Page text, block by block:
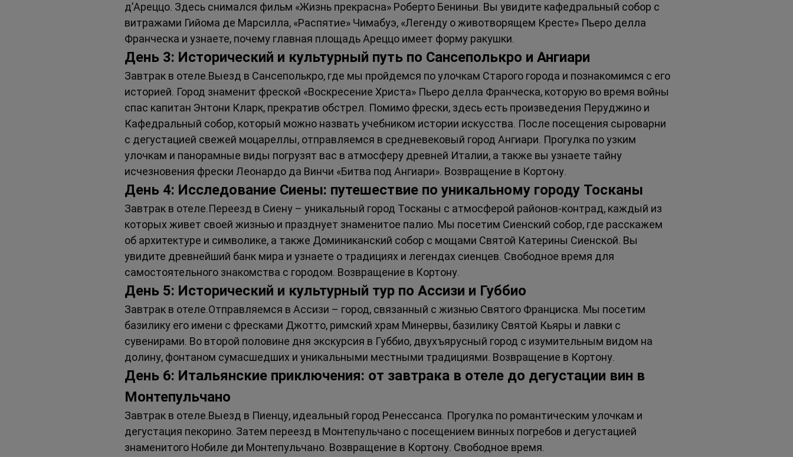
д’Ареццо. Здесь снимался фильм «Жизнь прекрасна» Роберто Бениньи. Вы увидите кафедральный собор с
витражами Гийома де Марсилла, «Распятие» Чимабуэ, «Легенду о животворящем Кресте» Пьеро делла
Франческа и узнаете, почему главная площадь Ареццо имеет форму ракушки.
День 3: Исторический и культурный путь по Сансеполькро и Ангиари
Завтрак в отеле.Выезд в Сансеполькро, где мы пройдемся по улочкам Старого города и познакомимся с его
историей. Город знаменит фреской «Воскресение Христа» Пьеро делла Франческа, которую во время войны
спас капитан Энтони Кларк, прекратив обстрел. Помимо фрески, здесь есть произведения Перуджино и
Кафедральный собор, который можно назвать учебником истории искусства. После посещения сыроварни
с дегустацией свежей моцареллы, отправляемся в средневековый город Ангиари. Прогулка по узким
улочкам и панорамные виды погрузят вас в атмосферу древней Италии, а также вы узнаете тайну
исчезновения фрески Леонардо да Винчи «Битва под Ангиари». Возвращение в Кортону.
День 4: Исследование Сиены: путешествие по уникальному городу Тосканы
Завтрак в отеле.Переезд в Сиену – уникальный город Тосканы с атмосферой районов-контрад, каждый из
которых живет своей жизнью и празднует знаменитое палио. Мы посетим Сиенский собор, где расскажем
об архитектуре и символике, а также Доминиканский собор с мощами Святой Катерины Сиенской. Вы
увидите древнейший банк мира и узнаете о традициях и легендах сиенцев. Свободное время для
самостоятельного знакомства с городом. Возвращение в Кортону.
День 5: Исторический и культурный тур по Ассизи и Губбио
Завтрак в отеле.Отправляемся в Ассизи – город, связанный с жизнью Святого Франциска. Мы посетим
базилику его имени с фресками Джотто, римский храм Минервы, базилику Святой Кьяры и лавки с
сувенирами. Во второй половине дня экскурсия в Губбио, двухъярусный город с изумительным видом на
долину, фонтаном сумасшедших и уникальными местными традициями. Возвращение в Кортону.
День 6: Итальянские приключения: от завтрака в отеле до дегустации вин в
Монтепульчано
Завтрак в отеле.Выезд в Пиенцу, идеальный город Ренессанса. Прогулка по романтическим улочкам и
дегустация пекорино. Затем переезд в Монтепульчано с посещением винных погребов и дегустацией
знаменитого Нобиле ди Монтепульчано. Возвращение в Кортону. Свободное время.